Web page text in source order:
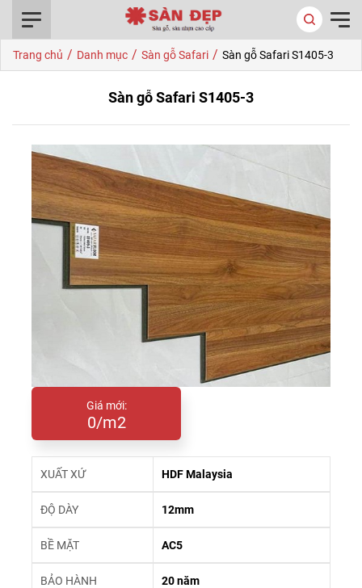
Trang chủ / Danh mục / Sàn gỗ Safari / Sàn gỗ Safari S1405-3
Sàn gỗ Safari S1405-3
Giá mới:
0/m2
XUẤT XỨ HDF Malaysia
ĐỘ DÀY 12mm
BỀ MẶT AC5
BẢO HÀNH 20 năm